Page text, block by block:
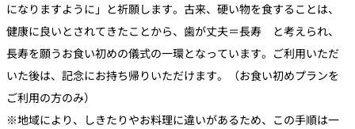
になりますように」と祈願します。古来、硬い物を食することは、
健康に良いとされてきたことから、歯が丈夫＝長寿 と考えられ、
長寿を願うお食い初めの儀式の一環となっています。ご利用いただ
いた後は、記念にお持ち帰りいただけます。（お食い初めプランを
ご利用の方のみ）
※地域により、しきたりやお料理に違いがあるため、この手順は一